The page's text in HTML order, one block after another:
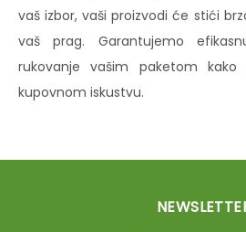
vaš izbor, vaši proizvodi će stići
vaš prag. Garantujemo
rukovanje vašim paketom
kupovnom iskustvu.